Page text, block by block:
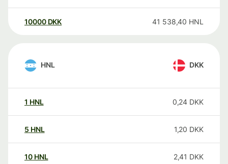
10000 DKK 41 538,40 HNL
HNL DKK
1 HNL 0,24 DKK
5 HNL 1,20 DKK
10 HNL 2,41 DKK